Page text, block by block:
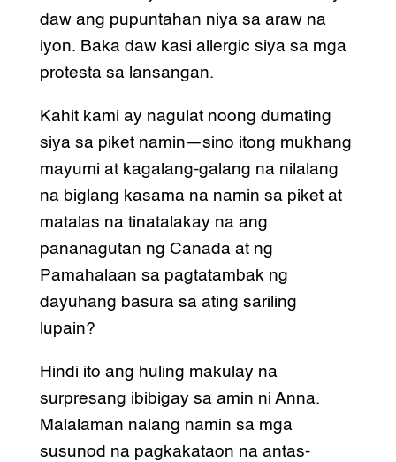
daw ang pupuntahan niya sa araw na
iyon. Baka daw kasi allergic siya sa mga
protesta sa lansangan.
Kahit kami ay nagulat noong dumating
siya sa piket namin—sino itong mukhang
mayumi at kagalang-galang na nilalang
na biglang kasama na namin sa piket at
matalas na tinatalakay na ang
pananagutan ng Canada at ng
Pamahalaan sa pagtatambak ng
dayuhang basura sa ating sariling
lupain?
Hindi ito ang huling makulay na
surpresang ibibigay sa amin ni Anna.
Malalaman nalang namin sa mga
susunod na pagkakataon na antas-